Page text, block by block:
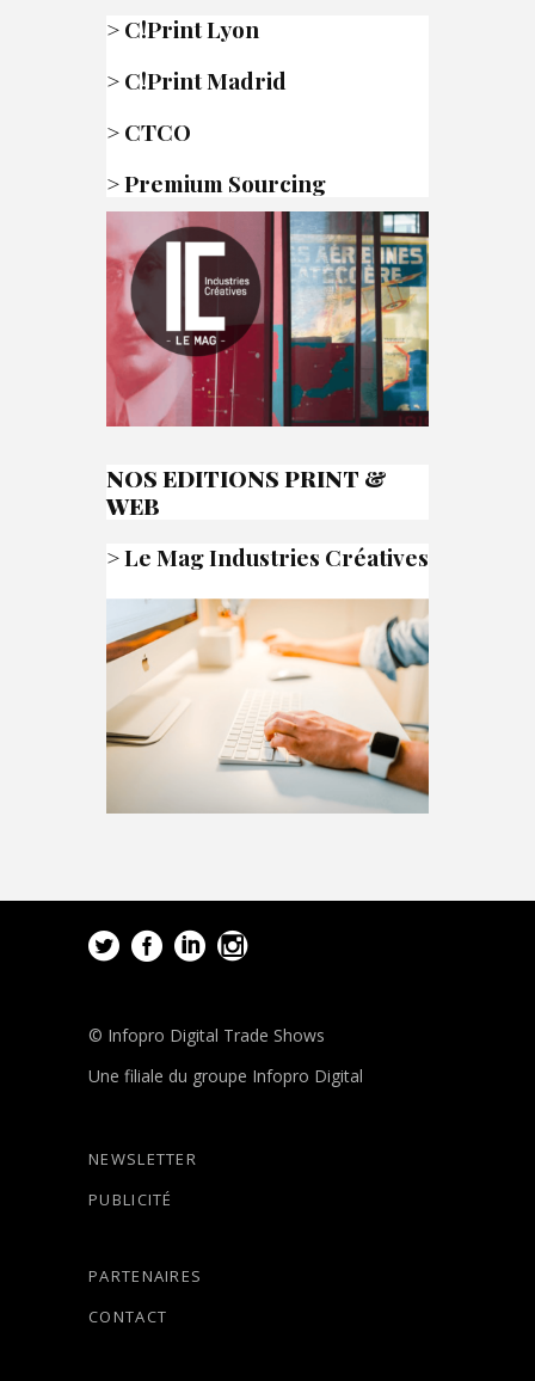
>C!Print Lyon
>C!Print Madrid
>CTCO
>Premium Sourcing
NOS EDITIONS PRINT &
WEB
>Le Mag Industries Créatives
>C!Mag
© Infopro Digital Trade Shows
Une filiale du groupe Infopro Digital
NEWSLETTER
PUBLICITÉ
PARTENAIRES
CONTACT